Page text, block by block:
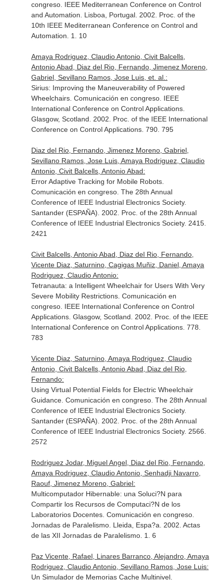
congreso. IEEE Mediterranean Conference on Control
and Automation. Lisboa, Portugal. 2002. Proc. of the
10th IEEE Mediterranean Conference on Control and
Automation. 1. 10
Amaya Rodriguez, Claudio Antonio, Civit Balcells,
Antonio Abad, Diaz del Rio, Fernando, Jimenez Moreno,
Gabriel, Sevillano Ramos, Jose Luis, et. al.:
Sirius: Improving the Maneuverability of Powered
Wheelchairs. Comunicación en congreso. IEEE
International Conference on Control Applications.
Glasgow, Scotland. 2002. Proc. of the IEEE International
Conference on Control Applications. 790. 795
Diaz del Rio, Fernando, Jimenez Moreno, Gabriel,
Sevillano Ramos, Jose Luis, Amaya Rodriguez, Claudio
Antonio, Civit Balcells, Antonio Abad:
Error Adaptive Tracking for Mobile Robots.
Comunicación en congreso. The 28th Annual
Conference of IEEE Industrial Electronics Society.
Santander (ESPAÑA). 2002. Proc. of the 28th Annual
Conference of IEEE Industrial Electronics Society. 2415.
2421
Civit Balcells, Antonio Abad, Diaz del Rio, Fernando,
Vicente Diaz, Saturnino, Cagigas Muñiz, Daniel, Amaya
Rodriguez, Claudio Antonio:
Tetranauta: a Intelligent Wheelchair for Users With Very
Severe Mobility Restrictions. Comunicación en
congreso. IEEE International Conference on Control
Applications. Glasgow, Scotland. 2002. Proc. of the IEEE
International Conference on Control Applications. 778.
783
Vicente Diaz, Saturnino, Amaya Rodriguez, Claudio
Antonio, Civit Balcells, Antonio Abad, Diaz del Rio,
Fernando:
Using Virtual Potential Fields for Electric Wheelchair
Guidance. Comunicación en congreso. The 28th Annual
Conference of IEEE Industrial Electronics Society.
Santander (ESPAÑA). 2002. Proc. of the 28th Annual
Conference of IEEE Industrial Electronics Society. 2566.
2572
Rodriguez Jodar, Miguel Angel, Diaz del Rio, Fernando,
Amaya Rodriguez, Claudio Antonio, Senhadji Navarro,
Raouf, Jimenez Moreno, Gabriel:
Multicomputador Hibernable: una Soluci?N para
Compartir los Recursos de Computaci?N de los
Laboratorios Docentes. Comunicación en congreso.
Jornadas de Paralelismo. Lleida, Espa?a. 2002. Actas
de las XII Jornadas de Paralelismo. 1. 6
Paz Vicente, Rafael, Linares Barranco, Alejandro, Amaya
Rodriguez, Claudio Antonio, Sevillano Ramos, Jose Luis:
Un Simulador de Memorias Cache Multinivel.